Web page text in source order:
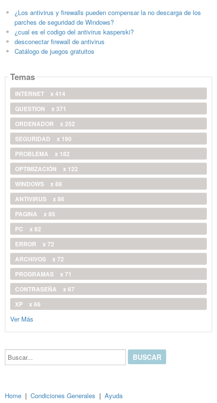
¿Los antivirus y firewalls pueden compensar la no descarga de los
parches de seguridad de Windows?
¿cual es el codigo del antivirus kasperski?
desconectar firewall de antivirus
Catálogo de juegos gratuitos
Temas
INTERNET
x 414
QUESTION
x 371
ORDENADOR
x 252
SEGURIDAD
x 190
PROBLEMA
x 182
OPTIMIZACIÓN
x 122
WINDOWS
x 88
ANTIVIRUS
x 86
PAGINA
x 85
PC
x 82
ERROR
x 72
ARCHIVOS
x 72
PROGRAMAS
x 71
CONTRASEÑA
x 67
XP
x 66
Ver Más
Buscar...
Home | Condiciones Generales | Ayuda